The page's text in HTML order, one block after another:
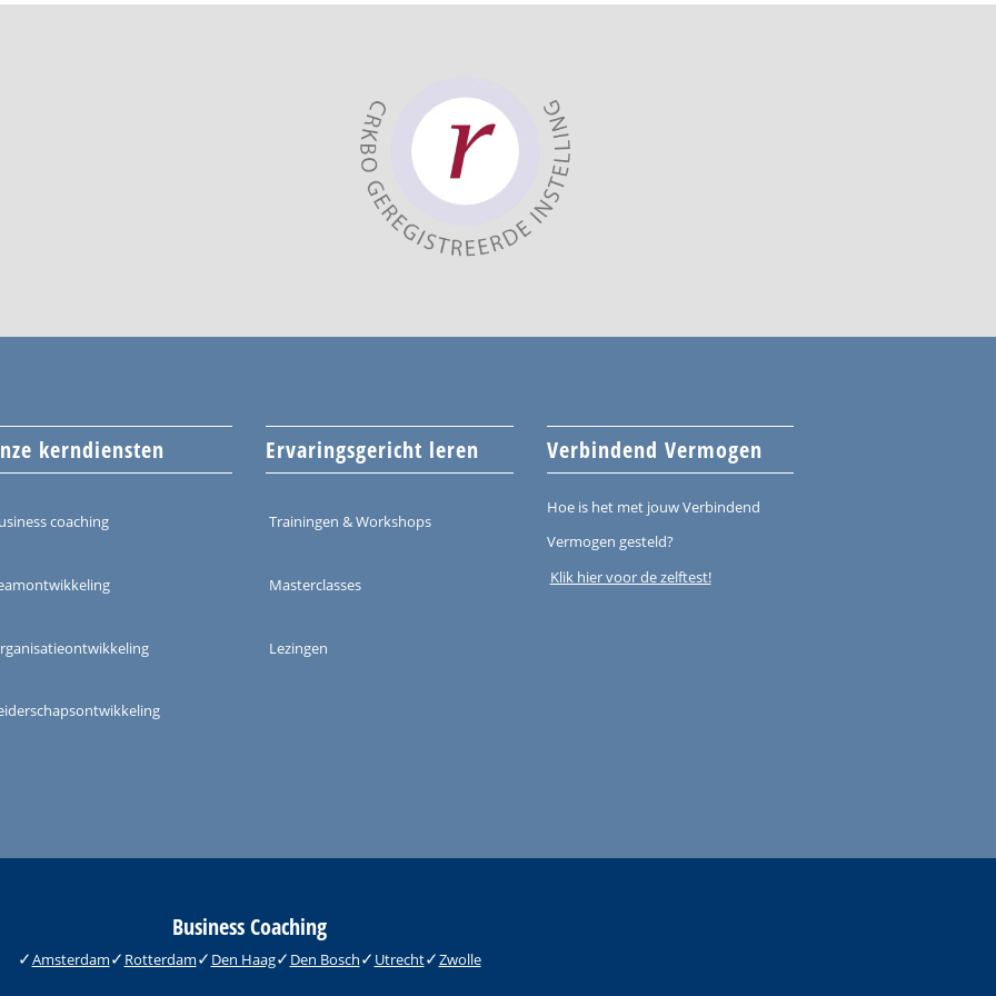
kerndiensten
coaching
Ervaringsgericht leren
Trainingen & Workshops
Masterclasses
Lezingen
Verbindend Vermogen
Hoe is het met jouw Verbindend
Vermogen gesteld?
Klik hier voor de zelftest!
Business Coaching
Amsterdam Rotterdam Den Haag Den Bosch Utrecht Zwolle